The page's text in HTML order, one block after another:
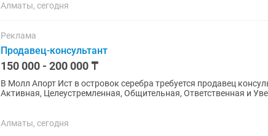
Алматы, сегодня
Реклама
Продавец-консультант
150 000 - 200 000 ₸
В Молл Апорт Ист в островок серебра требуется продавец
Активная, Целеустремленная, Общительная, Ответственная и
Алматы, сегодня